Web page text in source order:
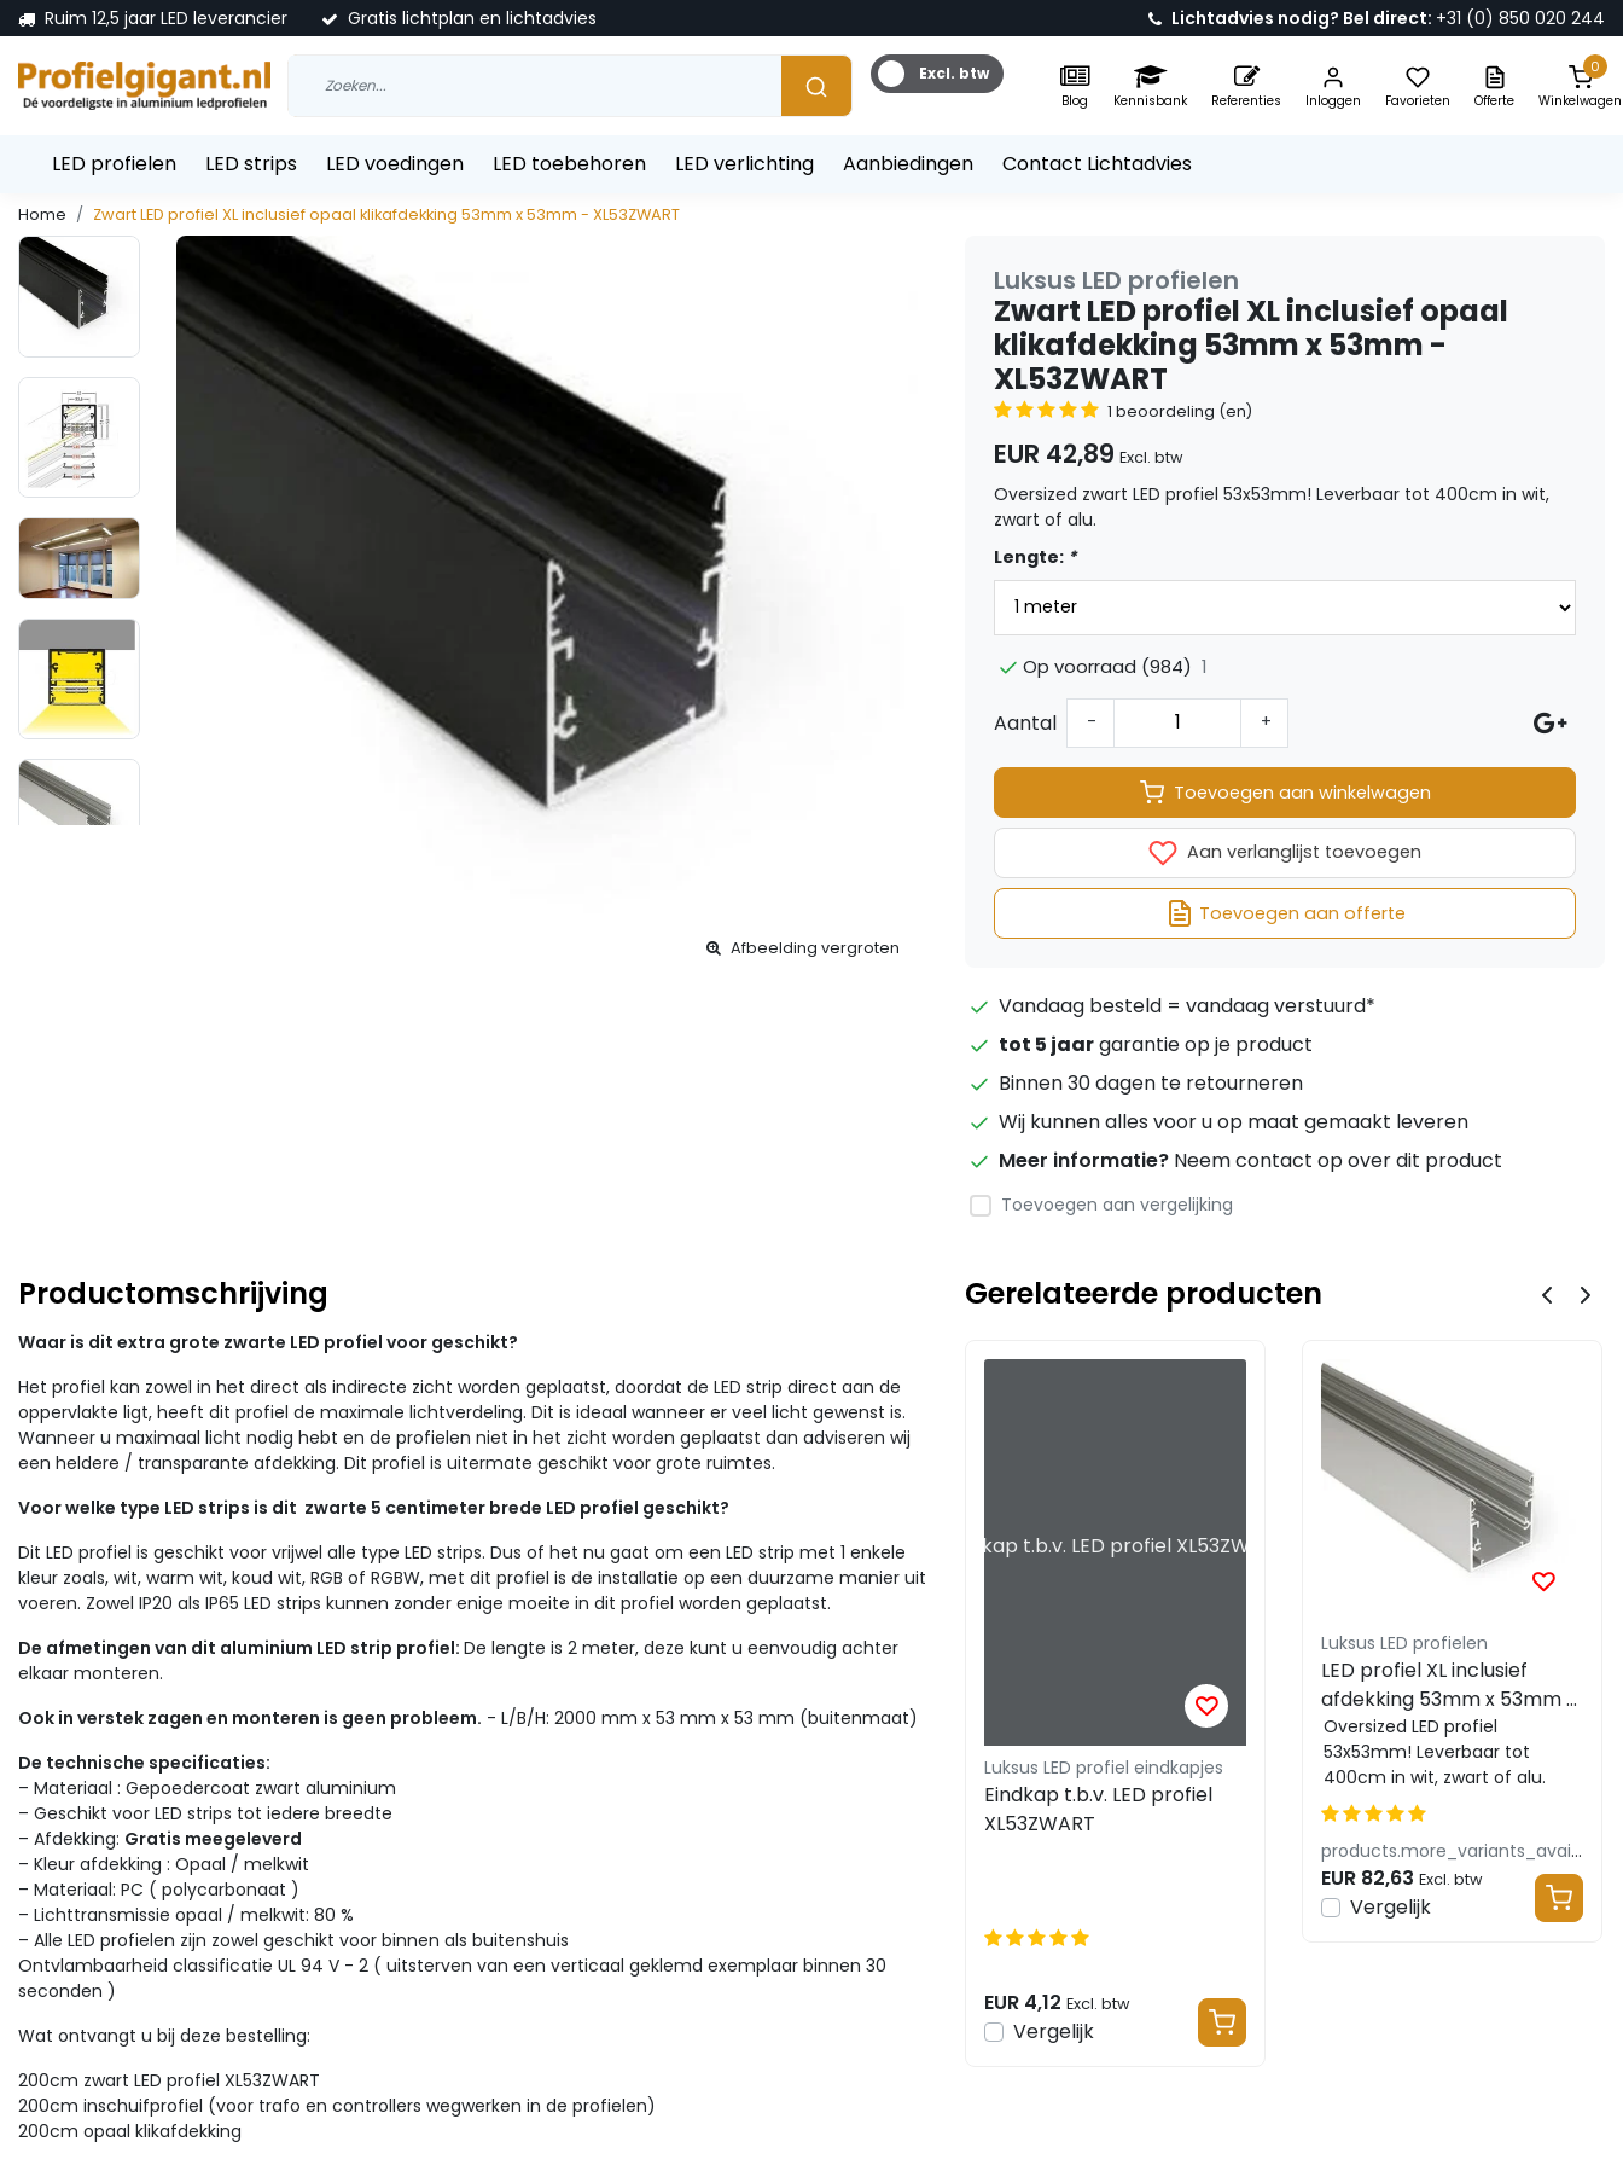
Ruim 12,5 jaar LED leverancier Gratis lichtplan en lichtadvies Lichtadvies nodig? Bel direct: +31 (0) 850 020 244
Excl. btw
Blog Kennisbank Referenties Inloggen Favorieten Offerte
0
Winkelwagen
LED profielen LED strips LED voedingen LED toebehoren LED verlichting Aanbiedingen Contact Lichtadvies
Home Zwart LED profiel XL inclusief opaal klikafdekking 53mm x 53mm - XL53ZWART
Afbeelding vergroten
Luksus LED profielen
Zwart LED profiel XL inclusief opaal
klikafdekking 53mm x 53mm -
XL53ZWART
1 beoordeling (en)
EUR 42,89 Excl. btw
Oversized zwart LED profiel 53x53mm! Leverbaar tot 400cm in wit,
zwart of alu.
Lengte: *
Op voorraad (984) 1
Aantal - +
Toevoegen aan winkelwagen
Aan verlanglijst toevoegen
Toevoegen aan offerte
Vandaag besteld = vandaag verstuurd*
tot 5 jaargarantie op je product
Binnen 30 dagen te retourneren
Wij kunnen alles voor u op maat gemaakt leveren
Meer informatie? Neem contact op over dit product
Toevoegen aan vergelijking
Productomschrijving
Waar is dit extra grote zwarte LED profiel voor geschikt?
Het profiel kan zowel in het direct als indirecte zicht worden geplaatst, doordat de LED strip direct aan de
oppervlakte ligt, heeft dit profiel de maximale lichtverdeling. Dit is ideaal wanneer er veel licht gewenst is.
Wanneer u maximaal licht nodig hebt en de profielen niet in het zicht worden geplaatst dan adviseren wij
een heldere / transparante afdekking. Dit profiel is uitermate geschikt voor grote ruimtes.
Voor welke type LED strips is dit zwarte 5 centimeter brede LED profiel geschikt?
Dit LED profiel is geschikt voor vrijwel alle type LED strips. Dus of het nu gaat om een LED strip met 1 enkele
kleur zoals, wit, warm wit, koud wit, RGB of RGBW, met dit profiel is de installatie op een duurzame manier uit
voeren. Zowel IP20 als IP65 LED strips kunnen zonder enige moeite in dit profiel worden geplaatst.
De afmetingen van dit aluminium LED strip profiel: De lengte is 2 meter, deze kunt u eenvoudig achter
elkaar monteren.
Ook in verstek zagen en monteren is geen probleem. - L/B/H: 2000 mm x 53 mm x 53 mm (buitenmaat)
De technische specificaties:
– Materiaal : Gepoedercoat zwart aluminium
– Geschikt voor LED strips tot iedere breedte
– Afdekking: Gratis meegeleverd
– Kleur afdekking : Opaal / melkwit
– Materiaal: PC ( polycarbonaat )
– Lichttransmissie opaal / melkwit: 80 %
– Alle LED profielen zijn zowel geschikt voor binnen als buitenshuis
Ontvlambaarheid classificatie UL 94 V - 2 ( uitsterven van een verticaal geklemd exemplaar binnen 30
seconden )
Wat ontvangt u bij deze bestelling:
200cm zwart LED profiel XL53ZWART
200cm inschuifprofiel (voor trafo en controllers wegwerken in de profielen)
200cm opaal klikafdekking
Gerelateerde producten
Eindkap t.b.v. LED profiel XL53ZWART
Luksus LED profiel eindkapjes
Eindkap t.b.v. LED profiel
XL53ZWART
EUR 4,12 Excl. btw
Vergelijk
Luksus LED profielen
LED profiel XL inclusief
afdekking 53mm x 53mm -
XL53ALU
Oversized LED profiel
53x53mm! Leverbaar tot
400cm in wit, zwart of alu.
products.more_variants_available
EUR 82,63 Excl. btw
Vergelijk